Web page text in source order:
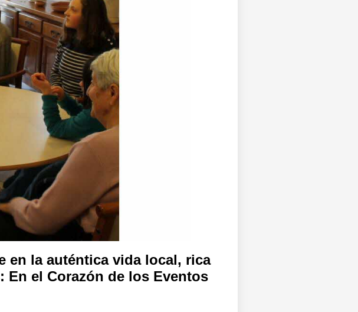
en la auténtica vida local, rica
el Corazón de los Eventos